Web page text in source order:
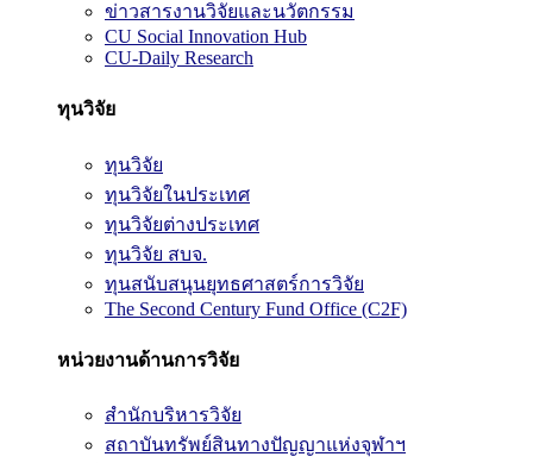
ข่าวสารงานวิจัยและนวัตกรรม
CU Social Innovation Hub
CU-Daily Research
ทุนวิจัย
ทุนวิจัย
ทุนวิจัยในประเทศ
ทุนวิจัยต่างประเทศ
ทุนวิจัย สบจ.
ทุนสนับสนุนยุทธศาสตร์การวิจัย
The Second Century Fund Office (C2F)
หน่วยงานด้านการวิจัย
สำนักบริหารวิจัย
สถาบันทรัพย์สินทางปัญญาแห่งจุฬาฯ